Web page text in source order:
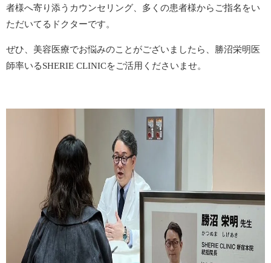
者様へ寄り添うカウンセリング、多くの患者様からご指名をい
ただいてるドクターです。
ぜひ、美容医療でお悩みのことがございましたら、勝沼栄明医
師率いるSHERIE CLINICをご活用くださいませ。